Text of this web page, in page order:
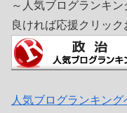
～人気ブログランキ
良ければ応援クリック
人気ブログランキング